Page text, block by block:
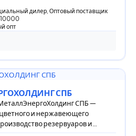
дилер, Оптовый поставщик
10000
опт
СПБ
СПБ —
и нержавеющего
резервуаров и